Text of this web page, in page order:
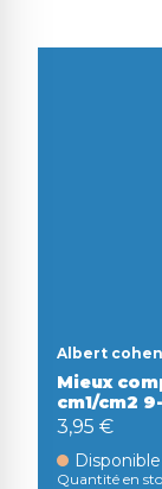
Albert
Mieux
cm1/cm2
3,95 €
Quantité en